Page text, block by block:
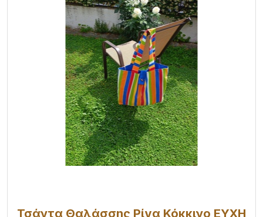
Τσάντα Θαλάσσης Ρίγα Κόκκινο ΕΥΧΗ